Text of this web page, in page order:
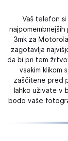
Vaš telefon
3mk za
zagotavlja
da bi pri tem
vsakim klikom
zaščitene pred
lahko uživate v
bodo vaše